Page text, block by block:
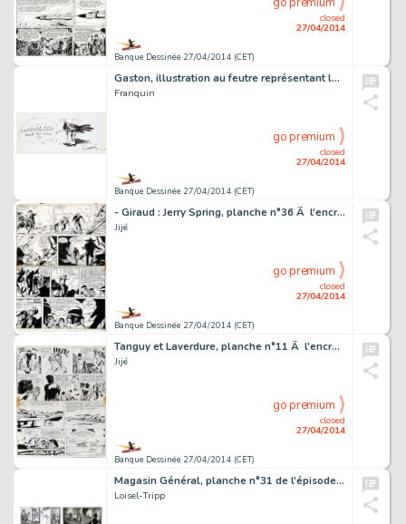
Banque Dessinée 27/04/2014 (CET)
closed
27/04/2014
Gaston, illustration au feutre représentant la "M…
Franquin
Banque Dessinée 27/04/2014 (CET)
closed
27/04/2014
go premium
- Giraud : Jerry Spring, planche n°36 Ã l'encre …
Jijé
Banque Dessinée 27/04/2014 (CET)
closed
27/04/2014
go premium
Tanguy et Laverdure, planche n°11 Ã l'encre de C…
Jijé
Banque Dessinée 27/04/2014 (CET)
closed
27/04/2014
go premium
Magasin Général, planche n°31 de l'épisode "Mo…
Loisel-Tripp